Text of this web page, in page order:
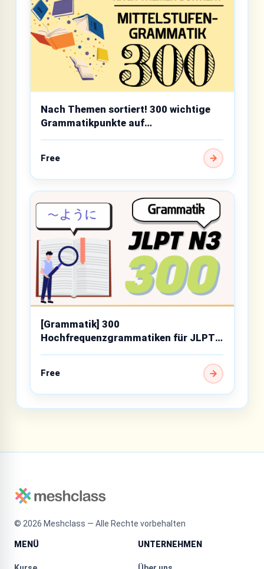
Nach Themen sortiert! 300 wichtige
Grammatikpunkte auf
Free
[Grammatik] 300
Hochfrequenzgrammatiken für JLPT
N3
Free
© 2026 Meshclass — Alle Rechte vorbehalten
MENÜ UNTERNEHMEN